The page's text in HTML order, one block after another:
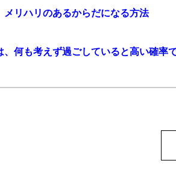
メリハリのあるからだになる方法
、何も考えず過ごしていると高い確率